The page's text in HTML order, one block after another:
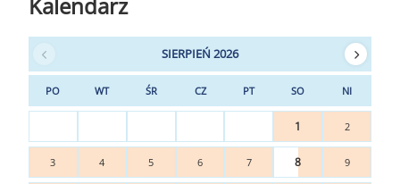
SIERPIEŃ 2026
PO WT ŚR CZ PT SO NI
1 2
3 4 5 6 7 8 9